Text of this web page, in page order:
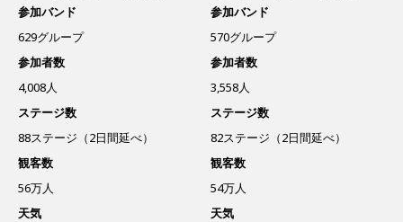
参加バンド
629グループ
参加者数
4,008人
ステージ数
88ステージ（2日間延べ）
観客数
56万人
天気
参加バンド
570グループ
参加者数
3,558人
ステージ数
82ステージ（2日間延べ）
観客数
54万人
天気